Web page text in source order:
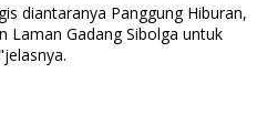
diantaranya Panggung Hiburan,
Laman Gadang Sibolga untuk